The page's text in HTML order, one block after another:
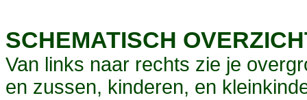
SCHEMATISCH
Van links naar rechts zie je
en zussen, kinderen, en